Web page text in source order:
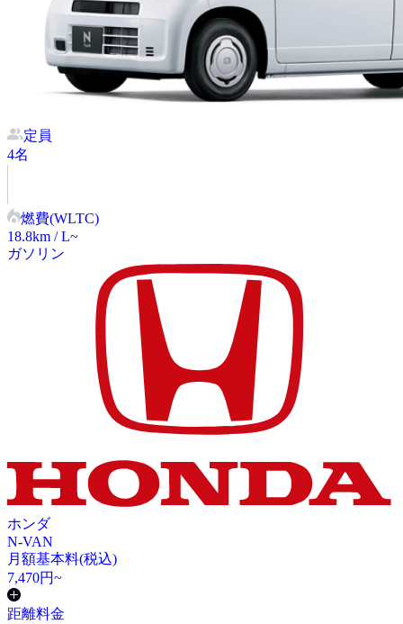
定員
4名
燃費(WLTC)
18.8km / L~
ガソリン
ホンダ
N-VAN
月額基本料(税込)
7,470円~
距離料金